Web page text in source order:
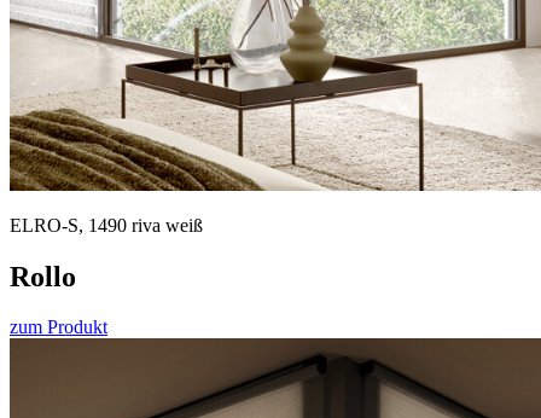
ELRO-S, 1490 riva weiß
Rollo
zum Produkt